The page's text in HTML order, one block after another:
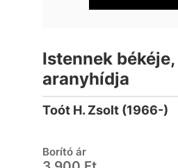
Istennek
aranyhídja
Toót H. Zsolt (1966-)
Borító ár